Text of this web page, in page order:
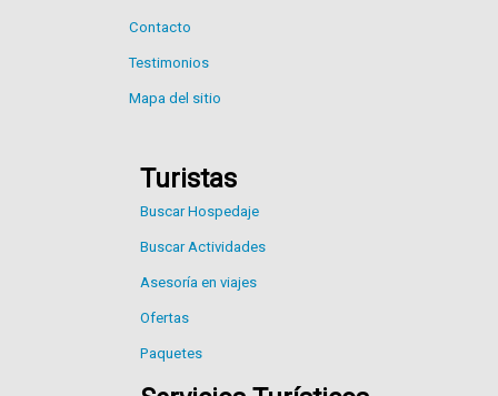
Contacto
Testimonios
Mapa del sitio
Turistas
Buscar Hospedaje
Buscar Actividades
Asesoría en viajes
Ofertas
Paquetes